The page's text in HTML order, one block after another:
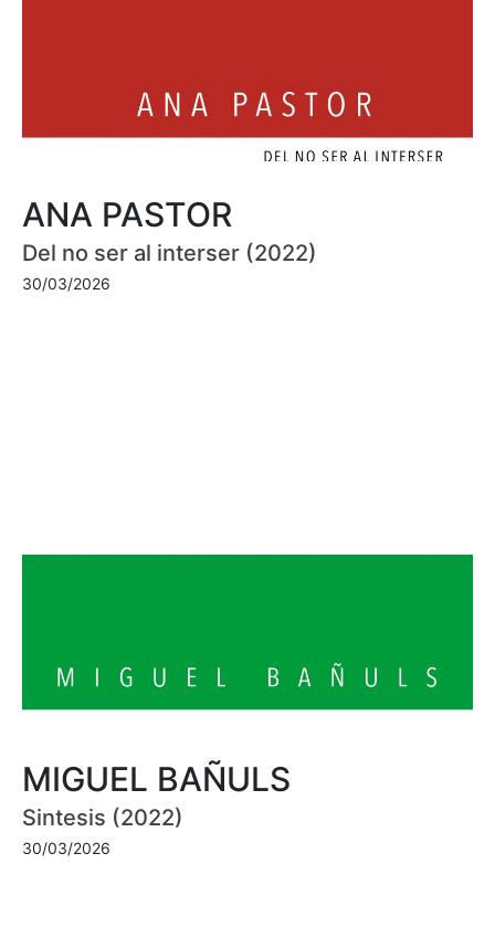
ANA PASTOR
Del no ser al interser (2022)
30/03/2026
MIGUEL BAÑULS
Sintesis (2022)
30/03/2026